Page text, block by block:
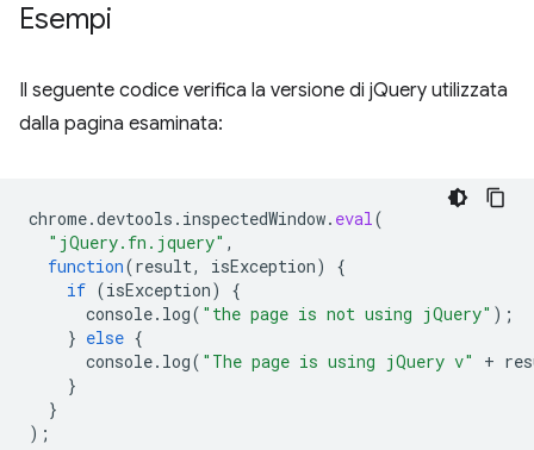
Esempi
Il seguente codice verifica la versione di jQuery utilizzata
dalla pagina esaminata:
chrome.devtools . inspectedWindow. eval(
"jQuery.fn.jquery" ,
function(result, isException)
{
if (isException)
{
console. log( "the page is not using jQuery" );
} else {
console. log( "The page is using jQuery v" +
}
}
);